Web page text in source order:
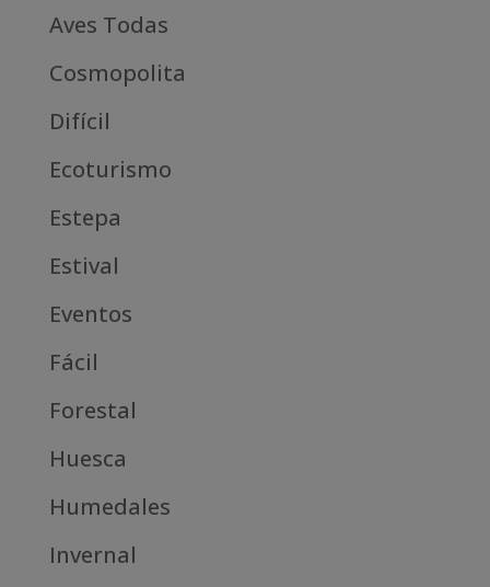
Aves Todas
Cosmopolita
Difícil
Ecoturismo
Estepa
Estival
Eventos
Fácil
Forestal
Huesca
Humedales
Invernal